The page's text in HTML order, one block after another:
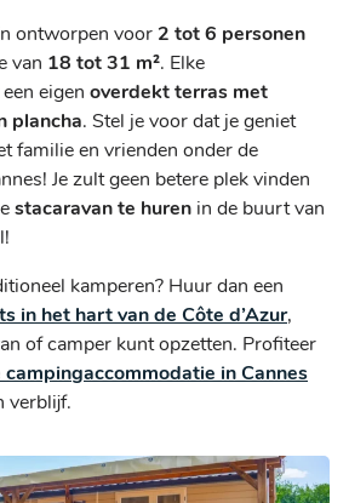
ontworpen voor 2 tot 6 personen
van 18 tot 31 m². Elke
eigen overdekt terras met
plancha. Stel je voor dat je geniet
familie en vrienden onder de
Je zult geen betere plek vinden
stacaravan te huren in de buurt van
kamperen? Huur dan een
in het hart van de Côte d’Azur,
of camper kunt opzetten. Profiteer
in Cannes
verblijf.